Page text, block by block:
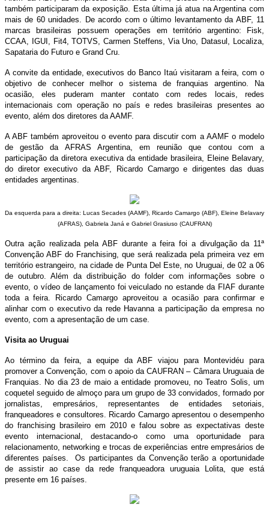
também participaram da exposição. Esta última já atua na Argentina com
mais de 60 unidades. De acordo com o último levantamento da ABF, 11
marcas brasileiras possuem operações em território argentino: Fisk,
CCAA, IGUI, Fit4, TOTVS, Carmen Steffens, Via Uno, Datasul, Localiza,
Sapataria do Futuro e Grand Cru.
A convite da entidade, executivos do Banco Itaú visitaram a feira, com o
objetivo de conhecer melhor o sistema de franquias argentino. Na
ocasião, eles puderam manter contato com redes locais, redes
internacionais com operação no país e redes brasileiras presentes ao
evento, além dos diretores da AAMF.
A ABF também aproveitou o evento para discutir com a AAMF o modelo
de gestão da AFRAS Argentina, em reunião que contou com a
participação da diretora executiva da entidade brasileira, Eleine Belavary,
do diretor executivo da ABF, Ricardo Camargo e dirigentes das duas
entidades argentinas.
Da esquerda para a direita: Lucas Secades (AAMF), Ricardo Camargo (ABF), Eleine Belavary
(AFRAS), Gabriela Janá e Gabriel Grasiuso (CAUFRAN)
Outra ação realizada pela ABF durante a feira foi a divulgação da 11ª
Convenção ABF do Franchising, que será realizada pela primeira vez em
território estrangeiro, na cidade de Punta Del Este, no Uruguai, de 02 a 06
de outubro. Além da distribuição do folder com informações sobre o
evento, o vídeo de lançamento foi veiculado no estande da FIAF durante
toda a feira. Ricardo Camargo aproveitou a ocasião para confirmar e
alinhar com o executivo da rede Havanna a participação da empresa no
evento, com a apresentação de um case.
Visita ao Uruguai
Ao término da feira, a equipe da ABF viajou para Montevidéu para
promover a Convenção, com o apoio da CAUFRAN – Câmara Uruguaia de
Franquias. No dia 23 de maio a entidade promoveu, no Teatro Solis, um
coquetel seguido de almoço para um grupo de 33 convidados, formado por
jornalistas, empresários, representantes de entidades setoriais,
franqueadores e consultores. Ricardo Camargo apresentou o desempenho
do franchising brasileiro em 2010 e falou sobre as expectativas deste
evento internacional, destacando-o como uma oportunidade para
relacionamento, networking e trocas de experiências entre empresários de
diferentes países. Os participantes da Convenção terão a oportunidade
de assistir ao case da rede franqueadora uruguaia Lolita, que está
presente em 16 países.